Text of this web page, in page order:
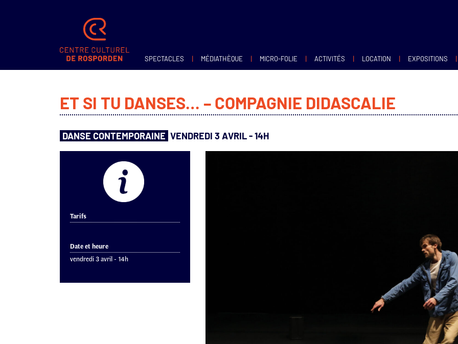
SPECTACLES | MÉDIATHÈQUE | MICRO-FOLIE | ACTIVITÉS | LOCATION | EXPOSITIONS |
ET SI TU DANSES… – COMPAGNIE DIDASCALIE
DANSE CONTEMPORAINE VENDREDI 3 AVRIL - 14H
Tarifs
Date et heure
vendredi 3 avril - 14h